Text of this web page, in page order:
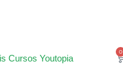
Cursos Youtopia
0